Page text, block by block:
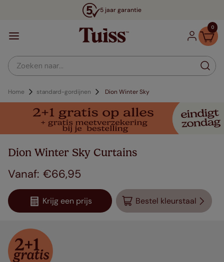
5 jaar garantie
0
Zoeken naar...
Home standard-gordijnen Dion Winter Sky
Dion Winter Sky Curtains
€66,95
Krijg een prijs Bestel kleurstaal